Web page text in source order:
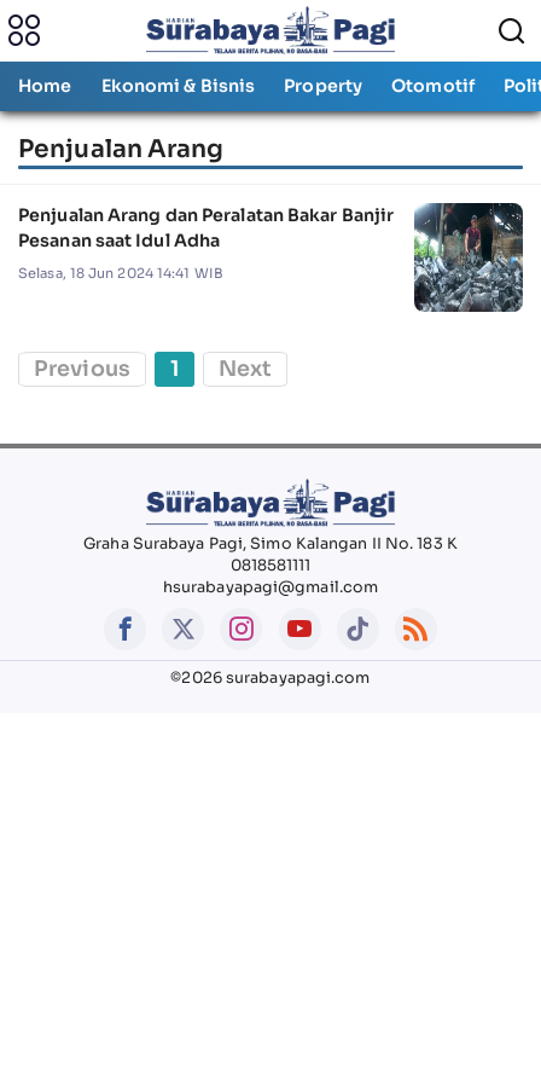
Home Ekonomi & Bisnis Property Otomotif
Penjualan Arang
Penjualan Arang dan Peralatan Bakar Banjir
Pesanan saat Idul Adha
Selasa, 18 Jun 2024 14:41 WIB
Previous 1 Next
Graha Surabaya Pagi, Simo Kalangan II No. 183 K
0818581111
hsurabayapagi@gmail.com
©2026 surabayapagi.com